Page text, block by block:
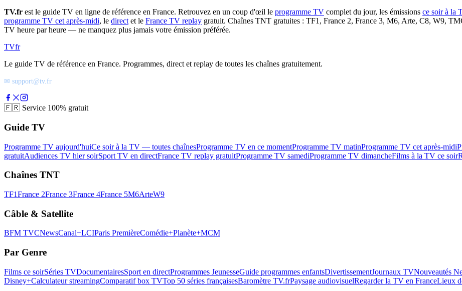
TV.fr est le guide TV en ligne de référence en France. Retrouvez en un coup d'œil le programme TV complet du jour, les émissions ce soir à la
programme TV cet après-midi, le direct et le France TV replay gratuit. Chaînes TNT gratuites : TF1, France 2, France 3, M6, Arte, C8, W9,
TV heure par heure — ne manquez plus jamais votre émission préférée.
TVfr
Le guide TV de référence en France. Programmes, direct et replay de toutes les chaînes gratuitement.
✉ support@tv.fr
🇫🇷 Service 100% gratuit
Guide TV
Programme TV aujourd'huiCe soir à la TV — toutes chaînesProgramme TV en ce momentProgramme TV matinProgramme TV cet après-midi
gratuitAudiences TV hier soirSport TV en directFrance TV replay gratuitProgramme TV samediProgramme TV dimancheFilms à la TV ce soir
Chaînes TNT
TF1France 2France 3France 4France 5M6ArteW9
Câble & Satellite
BFM TVCNewsCanal+LCIParis PremièreComédie+Planète+MCM
Par Genre
Films ce soirSéries TVDocumentairesSport en directProgrammes JeunesseGuide programmes enfantsDivertissementJournaux TVNouveautés
Disney+Calculateur streamingComparatif box TVTop 50 séries françaisesBaromètre TV.frPaysage audiovisuelRegarder la TV en FranceLieux